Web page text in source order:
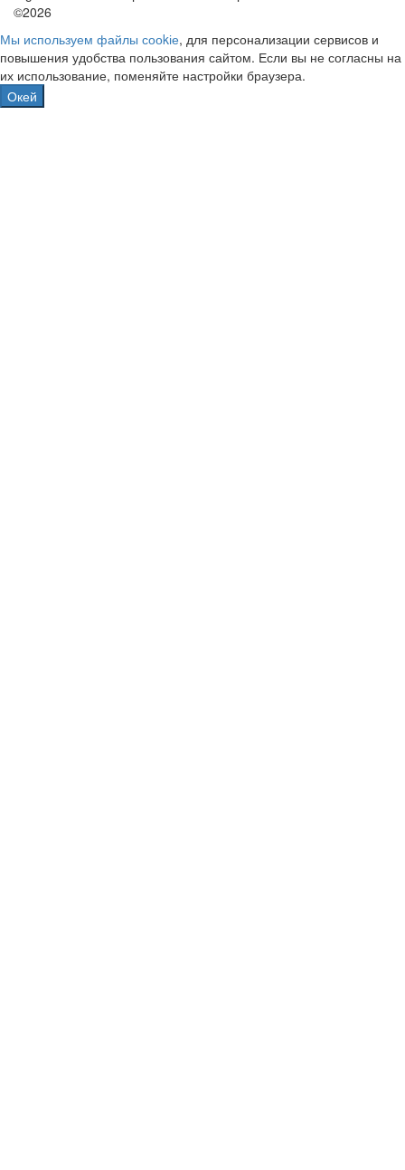
©2026
Мы используем файлы сооkіе, для персонализации сервисов и
повышения удобства пользования сайтом. Если вы не согласны на
их использование, поменяйте настройки браузера.
Окей